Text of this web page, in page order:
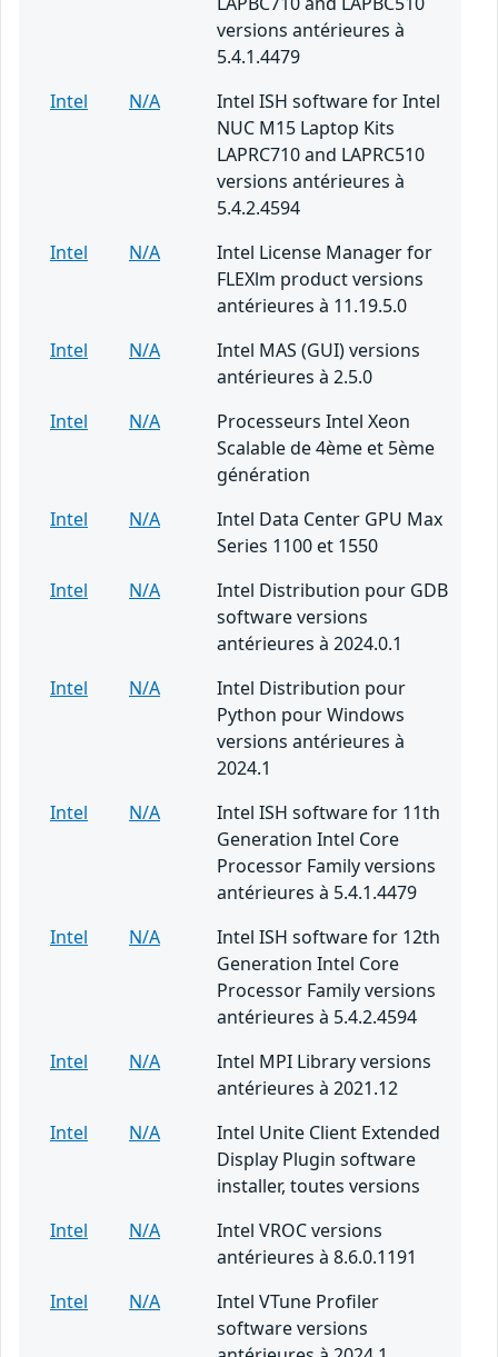
versions antérieures à
5.4.1.4479
Intel
N/A
Intel ISH software for Intel
NUC M15 Laptop Kits
LAPRC710 and LAPRC510
versions antérieures à
5.4.2.4594
Intel
N/A
Intel License Manager for
FLEXlm product versions
antérieures à 11.19.5.0
Intel
N/A
Intel MAS (GUI) versions
antérieures à 2.5.0
Intel
N/A
Processeurs Intel Xeon
Scalable de 4ème et 5ème
génération
Intel
N/A
Intel Data Center GPU Max
Series 1100 et 1550
Intel
N/A
Intel Distribution pour GDB
software versions
antérieures à 2024.0.1
Intel
N/A
Intel Distribution pour
Python pour Windows
versions antérieures à
2024.1
Intel
N/A
Intel ISH software for 11th
Generation Intel Core
Processor Family versions
antérieures à 5.4.1.4479
Intel
N/A
Intel ISH software for 12th
Generation Intel Core
Processor Family versions
antérieures à 5.4.2.4594
Intel
N/A
Intel MPI Library versions
antérieures à 2021.12
Intel
N/A
Intel Unite Client Extended
Display Plugin software
installer, toutes versions
Intel
N/A
Intel VROC versions
antérieures à 8.6.0.1191
Intel
N/A
Intel VTune Profiler
software versions